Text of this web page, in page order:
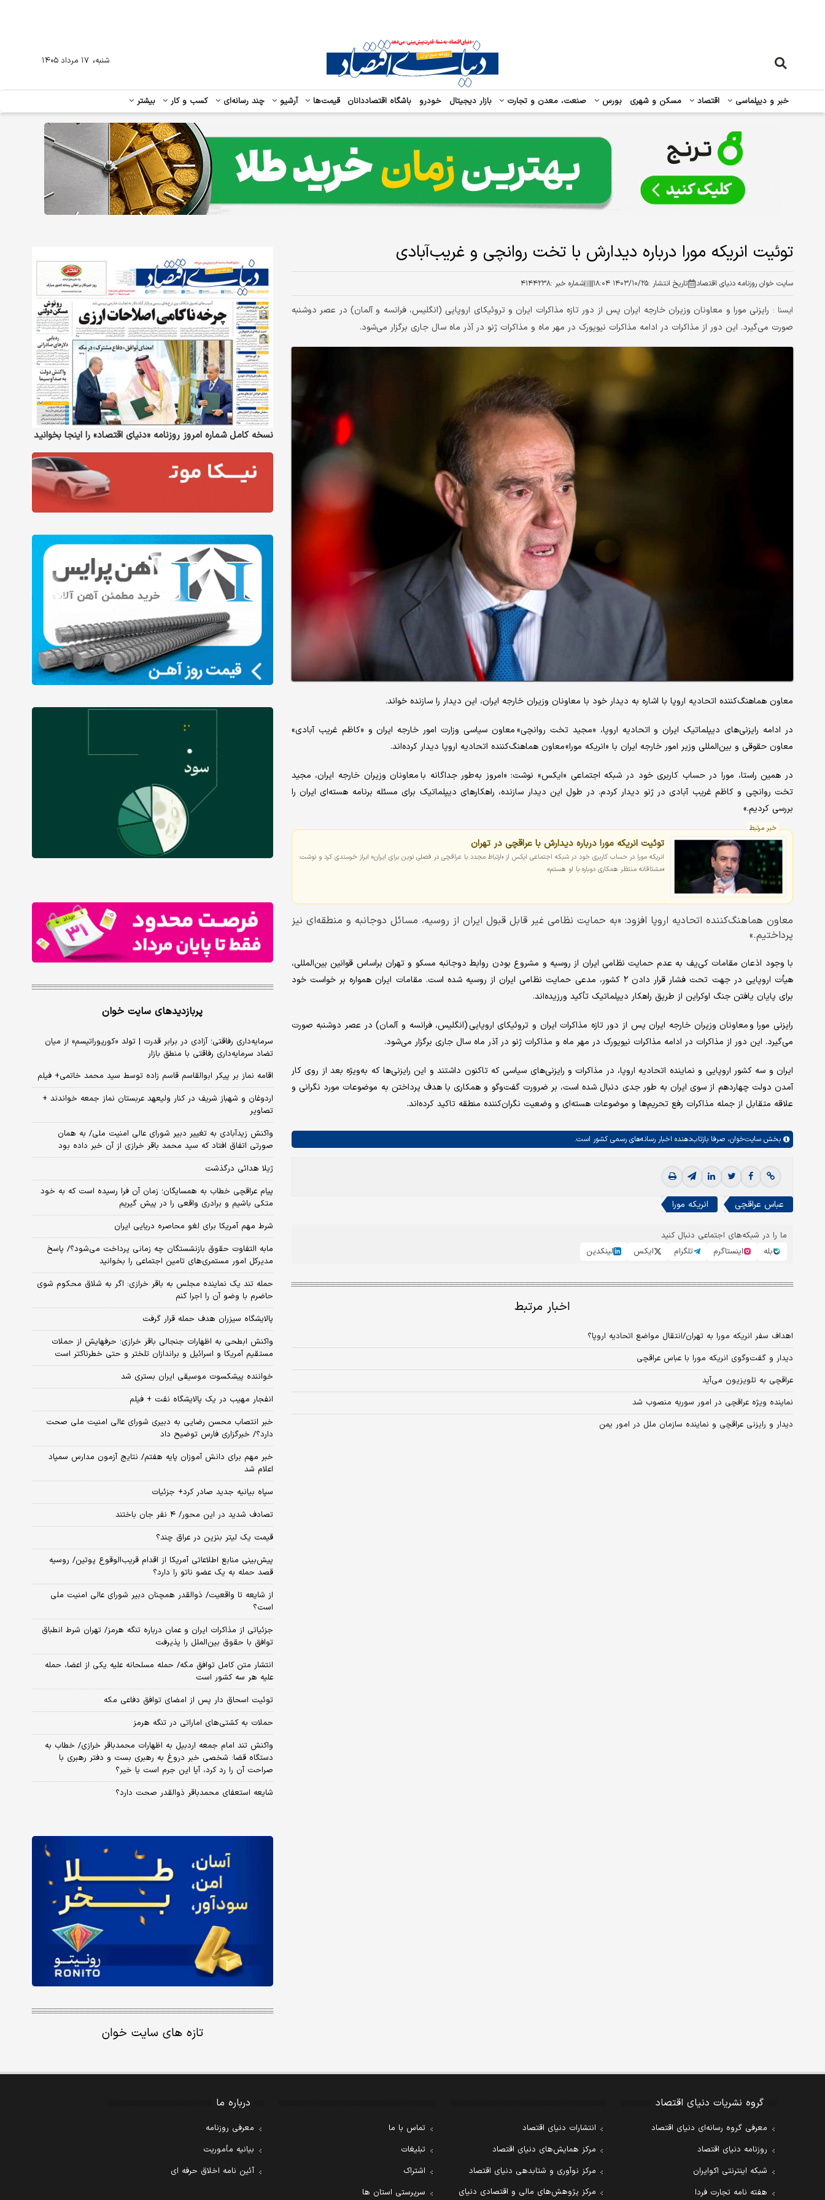
خبر و دیپلماسی اقتصاد مسکن و شهری بورس صنعت، معدن و تجارت بازار دیجیتال خودرو باشگاه اقتصاددانان قیمت‌ها آرشیو چند رسانه‌ای کسب و کار بیشتر
شنبه، ۱۷ مرداد ۱۴۰۵
توئیت انریکه مورا درباره دیدارش با تخت روانچی و غریب‌آبا‌دی
سایت خوان روزنامه دنیای اقتصاد تاریخ انتشار :۱۴۰۳/۱۰/۲۵ ۱۸:۰۴ شماره خبر :۴۱۴۴۲۳۸
ایسنا : رایزنی مورا و معاونان وزیران خارجه ایران پس از دور تازه مذاکرات ایران و تروئیکای اروپایی (انگلیس، فرانسه و آلمان) در عصر دوشنبه
صورت می‌گیرد. این دور از مذاکرات در ادامه مذاکرات نیویورک در مهر ماه و مذاکرات ژنو در آذر ماه سال جاری برگزار می‌شود.
معاون هماهنگ‌کننده اتحادیه اروپا با اشاره به دیدار خود با معاونان وزیران خارجه ایران، این دیدار را سازنده خواند.
در ادامه رایزنی‌های دیپلماتیک ایران و اتحادیه اروپا، «مجید تخت روانچی» معاون سیاسی وزارت امور خارجه ایران و «کاظم غریب آبادی»
معاون حقوقی و بین‌المللی وزیر امور خارجه ایران با «انریکه مورا» معاون هماهنگ‌کننده اتحادیه اروپا دیدار کرده‌اند.
در همین راستا، مورا در حساب کاربری خود در شبکه اجتماعی «ایکس» نوشت: «امروز به‌طور جداگانه با معاونان وزیران خارجه ایران، مجید
تخت روانچی و کاظم غریب آبادی در ژنو دیدار کردم. در طول این دیدار سازنده، راهکارهای دیپلماتیک برای مسئله برنامه هسته‌ای ایران را
بررسی کردیم.»
خبر مرتبط
توئیت انریکه مورا درباره دیدارش با عراقچی در تهران
انریکه مورا در حساب کاربری خود در شبکه اجتماعی ایکس از «ارتباط مجدد با عراقچی در فصلی نوین برای ایران» ابراز خرسندی کرد و نوشت:
«مشتاقانه منتظر همکاری دوباره با او هستم».
معاون هماهنگ‌کننده اتحادیه اروپا افزود: «به حمایت نظامی غیر قابل قبول ایران از روسیه، مسائل دوجانبه و منطقه‌ای نیز
پرداختیم.»
با وجود اذعان مقامات کی‌یف به عدم حمایت نظامی ایران از روسیه و مشروع بودن روابط دوجانبه مسکو و تهران براساس قوانین بین‌المللی،
هیأت اروپایی در جهت تحت فشار قرار دادن ۲ کشور، مدعی حمایت نظامی ایران از روسیه شده است. مقامات ایران همواره بر خواست خود
برای پایان یافتن جنگ اوکراین از طریق راهکار دیپلماتیک تأکید ورزیده‌اند.
رایزنی مورا و معاونان وزیران خارجه ایران پس از دور تازه مذاکرات ایران و تروئیکای اروپایی (انگلیس، فرانسه و آلمان) در عصر دوشنبه صورت
می‌گیرد. این دور از مذاکرات در ادامه مذاکرات نیویورک در مهر ماه و مذاکرات ژنو در آذر ماه سال جاری برگزار می‌شود.
ایران و سه کشور اروپایی و نماینده اتحادیه اروپا، در مذاکرات و رایزنی‌های سیاسی که تاکنون داشتند و این رایزنی‌ها که به‌ویژه بعد از روی کار
آمدن دولت چهاردهم از سوی ایران به طور جدی دنبال شده است، بر ضرورت گفت‌وگو و همکاری با هدف پرداختن به موضوعات مورد نگرانی و
علاقه متقابل از جمله مذاکرات رفع تحریم‌ها و موضوعات هسته‌ای و وضعیت نگران‌کننده منطقه تاکید کرده‌اند.
بخش سایت‌خوان، صرفا بازتاب‌دهنده اخبار رسانه‌های رسمی کشور است.
عباس عراقچی انریکه مورا
ما را در شبکه‌های اجتماعی دنبال کنید
بله
اینستاگرم تلگرام ایکس لینکدین
اخبار مرتبط
اهداف سفر انریکه مورا به تهران/انتقال مواضع اتحادیه اروپا؟
دیدار و گفت‌وگوی انریکه مورا با عباس عراقچی
عراقچی به تلویزیون می‌آید
نماینده ویژه عراقچی در امور سوریه منصوب شد
دیدار و رایزنی عراقچی و نماینده سازمان ملل در امور یمن
نسخه کامل شماره امروز روزنامه «دنیای‌ اقتصاد» را اینجا بخوانید
پربازدیدهای سایت خوان
سرمایه‌داری رفاقتی؛ آزادی در برابر قدرت | تولد «کورپوراتیسم» از میان
تضاد سرمایه‌داری رفاقتی با منطق بازار
اقامه نماز بر پیکر ابوالقاسم قاسم زاده توسط سید محمد خاتمی+ فیلم
اردوغان و شهباز شریف در کنار ولیعهد عربستان نماز جمعه خواندند +
تصاویر
واکنش زیدآبادی به تغییر دبیر شورای عالی امنیت ملی/ به همان
صورتی اتفاق افتاد که سید محمد باقر خرازی از آن خبر داده بود
ژیلا هدائی درگذشت
پیام عراقچی خطاب به همسایگان؛ زمان آن فرا رسیده است که به خود
متکی باشیم و برادری واقعی را در پیش گیریم
شرط مهم آمریکا برای لغو محاصره دریایی ایران
مابه التفاوت حقوق بازنشستگان چه زمانی پرداخت می‌شود؟/ پاسخ
مدیرکل امور مستمری‌های تامین اجتماعی را بخوانید
حمله تند یک نماینده مجلس به باقر خرازی: اگر به شلاق محکوم شوی
حاضرم با وضو آن را اجرا کنم
پالایشگاه سیزران هدف حمله قرار گرفت
واکنش ابطحی به اظهارات جنجالی باقر خرازی؛ حرفهایش از حملات
مستقیم آمریکا و اسرائیل و براندازان تلختر و حتی خطرناکتر است
خواننده پیشکسوت موسیقی ایران بستری شد
انفجار مهیب در یک پالایشگاه نفت + فیلم
خبر انتصاب محسن رضایی به دبیری شورای عالی امنیت ملی صحت
دارد؟/ خبرگزاری فارس توضیح داد
خبر مهم برای دانش آموزان پایه هفتم/ نتایج آزمون مدارس سمپاد
اعلام شد
سپاه بیانیه جدید صادر کرد+ جزئیات
تصادف شدید در این محور/ ۴ نفر جان باختند
قیمت یک لیتر بنزین در عراق چند؟
پیش‌بینی منابع اطلاعاتی آمریکا از اقدام قریب‌الوقوع پوتین/ روسیه
قصد حمله به یک عضو ناتو را دارد؟
از شایعه تا واقعیت/ ذوالقدر همچنان دبیر شورای ‌عالی امنیت ملی
است؟
جزئیاتی از مذاکرات ایران و عمان درباره تنگه هرمز/ تهران شرط انطباق
توافق با حقوق بین‌الملل را پذیرفت
انتشار متن کامل توافق مکه/ حمله مسلحانه علیه یکی از اعضا، حمله
علیه هر سه کشور است
توئیت اسحاق دار پس از امضای توافق دفاعی مکه
حملات به کشتی‌های اماراتی در تنگه هرمز
واکنش تند امام جمعه اردبیل به اظهارات محمدباقر خرازی/ خطاب به
دستگاه قضا: شخصی خبر دروغ به رهبری بست و دفتر رهبری با
صراحت آن را رد کرد، آیا این جرم است یا خیر؟
شایعه استعفای محمدباقر ذوالقدر صحت دارد؟
تازه های سایت خوان
گروه نشریات دنیای اقتصاد
معرفی گروه رسانه‌ای دنیای اقتصاد
روزنامه دنیای اقتصاد
شبکه اینترنتی اکوایران
هفته نامه تجارت فردا
انتشارات دنیای اقتصاد
مرکز همایش‌های دنیای اقتصاد
مرکز نوآوری و شتابدهی دنیای اقتصاد
مرکز پژوهش‌های مالی و اقتصادی دنیای
تماس با ما
تبلیغات
اشتراک
سرپرستی استان ها
درباره ما
معرفی روزنامه
بیانیه مأموریت
آئین نامه اخلاق حرفه ای